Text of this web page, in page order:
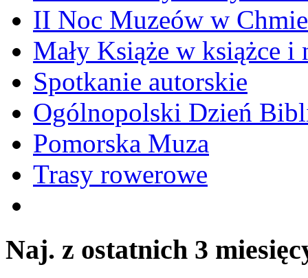
II Noc Muzeów w
Mały Książe w książce i
Spotkanie autorskie
Ogólnopolski Dzień
Pomorska Muza
Trasy rowerowe
Naj. z ostatnich 3